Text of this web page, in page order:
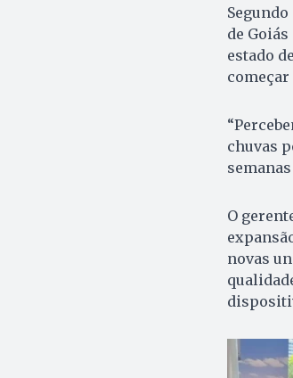
de
estado
começar
chuvas
O
novas